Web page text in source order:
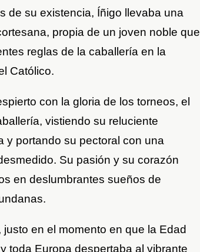
de su existencia, Íñigo llevaba una
propia de un joven noble que
reglas de la caballería en la
Católico.
con la gloria de los torneos, el
vistiendo su reluciente
y portando su pectoral con una
Su pasión y su corazón
en deslumbrantes sueños de
en el momento en que la Edad
toda Europa despertaba al vibrante